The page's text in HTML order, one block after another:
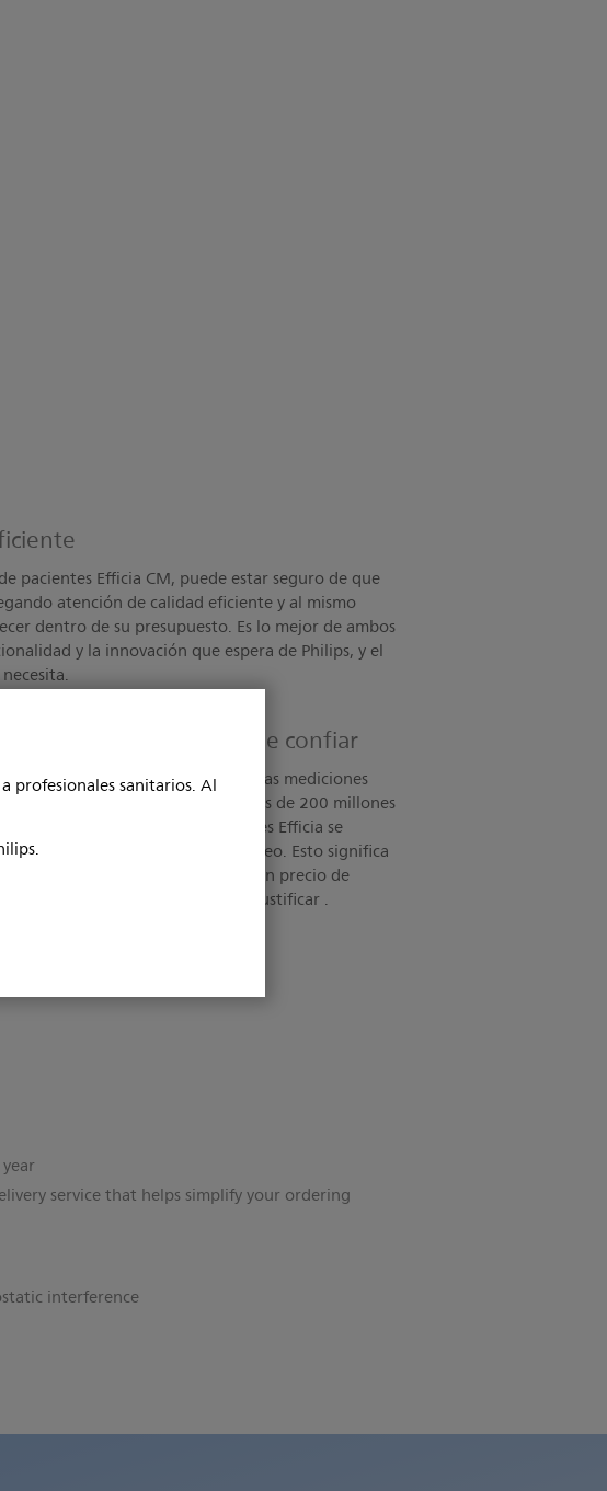
profesionales sanitarios. Al
pacientes Efficia CM, puede estar seguro de que
atención de calidad eficiente y al mismo
dentro de su presupuesto. Es lo mejor de ambos
y la innovación que espera de Philips, y el
del rendimiento que puede confiar
pacientes Efficia utilizan las mismas mediciones
que ya ayudar a controlar más de 200 millones
año._x000D_ _x000D_ Monitores Efficia se
de supervisión del núcleo. Esto significa
a las funciones que necesita a un precio de
total de propiedad que puede justificar .
service that helps simplify your ordering
interference